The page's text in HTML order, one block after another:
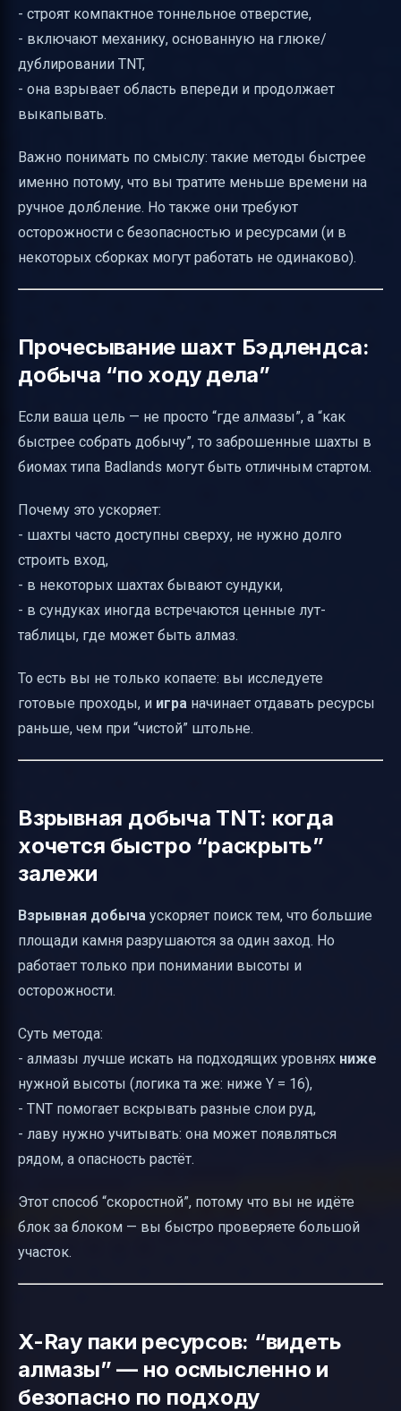
- строят компактное тоннельное отверстие,
- включают механику, основанную на глюке/
дублировании TNT,
- она взрывает область впереди и продолжает
выкапывать.
Важно понимать по смыслу: такие методы быстрее
именно потому, что вы тратите меньше времени на
ручное долбление. Но также они требуют
осторожности с безопасностью и ресурсами (и в
некоторых сборках могут работать не одинаково).
Прочесывание шахт Бэдлендса:
добыча “по ходу дела”
Если ваша цель — не просто “где алмазы”, а “как
быстрее собрать добычу”, то заброшенные шахты в
биомах типа Badlands могут быть отличным стартом.
Почему это ускоряет:
- шахты часто доступны сверху, не нужно долго
строить вход,
- в некоторых шахтах бывают сундуки,
- в сундуках иногда встречаются ценные лут-
таблицы, где может быть алмаз.
То есть вы не только копаете: вы исследуете
готовые проходы, и игра начинает отдавать ресурсы
раньше, чем при “чистой” штольне.
Взрывная добыча TNT: когда
хочется быстро “раскрыть”
залежи
Взрывная добыча ускоряет поиск тем, что большие
площади камня разрушаются за один заход. Но
работает только при понимании высоты и
осторожности.
Суть метода:
- алмазы лучше искать на подходящих уровнях ниже
нужной высоты (логика та же: ниже Y = 16),
- TNT помогает вскрывать разные слои руд,
- лаву нужно учитывать: она может появляться
рядом, а опасность растёт.
Этот способ “скоростной”, потому что вы не идёте
блок за блоком — вы быстро проверяете большой
участок.
X-Ray паки ресурсов: “видеть
алмазы” — но осмысленно и
безопасно по подходу